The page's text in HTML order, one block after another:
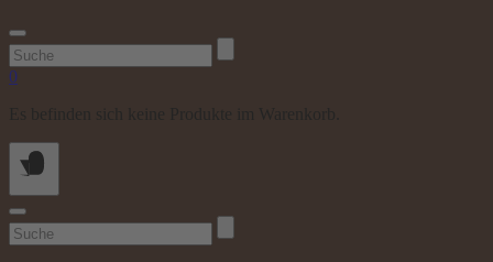
Suchen
nach:
0
Suchen
nach: